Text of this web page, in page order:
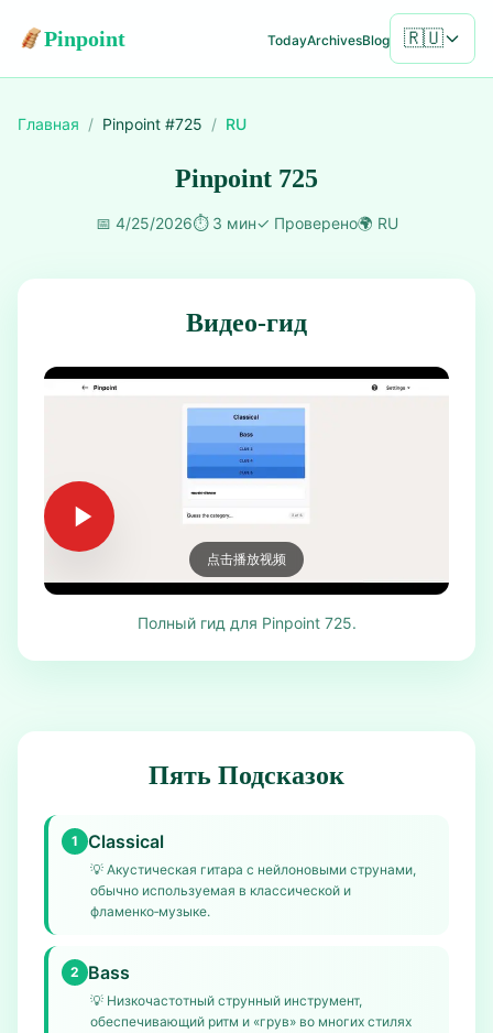
Pinpoint TodayArchivesBlog 🇷🇺
Главная / Pinpoint #725 / RU
Pinpoint 725
📅 4/25/2026⏱️ 3 мин✓ Проверено🌍 RU
Видео-гид
点击播放视频
Полный гид для Pinpoint 725.
Пять Подсказок
1 Classical
💡 Акустическая гитара с нейлоновыми струнами,
обычно используемая в классической и
фламенко‑музыке.
2 Bass
💡 Низкочастотный струнный инструмент,
обеспечивающий ритм и «грув» во многих стилях